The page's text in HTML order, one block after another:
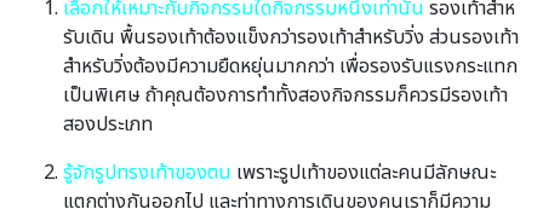
เลือกให้เหมาะกับกิจกรรมใดกิจกรรมหนึ่งเท่านั้น รองเท้าสําห
รับเดิน พื้นรองเท้าต้องแข็งกว่ารองเท้าสําหรับวิ่ง ส่วนรองเท้า
สําหรับวิ่งต้องมีความยืดหยุ่นมากกว่า เพื่อรองรับแรงกระแทก
เป็นพิเศษ ถ้าคุณต้องการทําทั้งสองกิจกรรมก็ควรมีรองเท้า
สองประเภท
รู้จักรูปทรงเท้าของตน เพราะรูปเท้าของแต่ละคนมีลักษณะ
แตกต่างกันออกไป และท่าทางการเดินของคนเราก็มีความ